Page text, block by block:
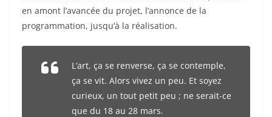
en amont l’avancée du projet, l’annonce de la
programmation, jusqu’à la réalisation.
L’art, ça se renverse, ça se contemple,
ça se vit. Alors vivez un peu. Et soyez
curieux, un tout petit peu ; ne serait-ce
que du 18 au 28 mars.